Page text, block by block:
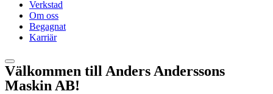
Verkstad
Om oss
Begagnat
Karriär
Välkommen till Anders Anderssons
Maskin AB!